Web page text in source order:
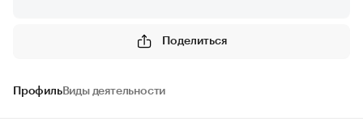
Поделиться
ПрофильВиды деятельности